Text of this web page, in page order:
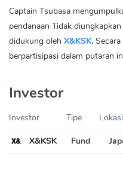
Captain Tsubasa
pendanaan Tidak
didukung oleh X&KSK.
berpartisipasi dalam putaran
Investor
Investor Tipe Lokasi
X&KSK Fund